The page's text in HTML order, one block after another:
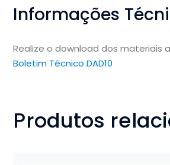
Informações
Realize o download dos materiais
Boletim Técnico DAD10
Produtos